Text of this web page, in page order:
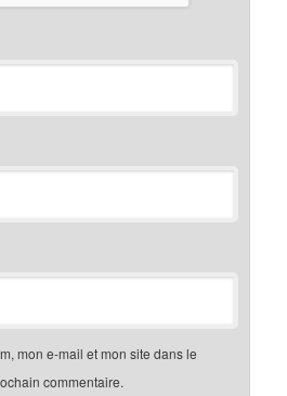
mon e-mail et mon site dans le
commentaire.